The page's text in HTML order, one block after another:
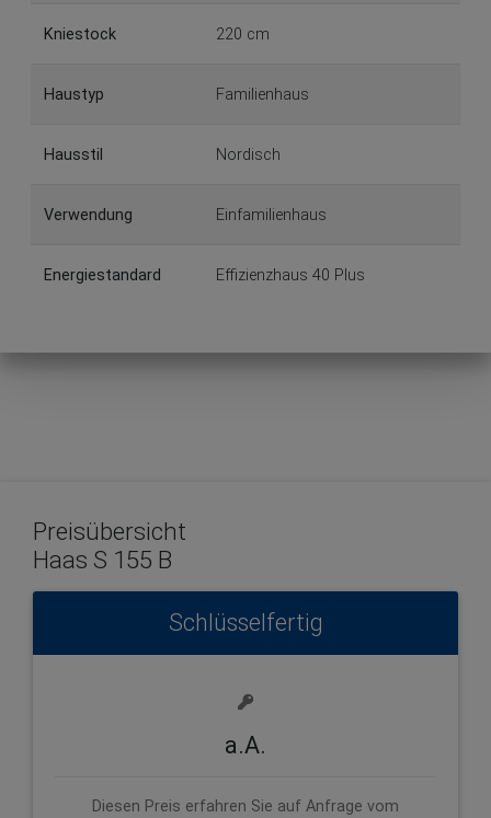
Kniestock 220 cm
Haustyp Familienhaus
Hausstil Nordisch
Verwendung Einfamilienhaus
Energiestandard Effizienzhaus 40 Plus
Preisübersicht
Haas S 155 B
Schlüsselfertig
a.A.
Diesen Preis erfahren Sie auf Anfrage vom